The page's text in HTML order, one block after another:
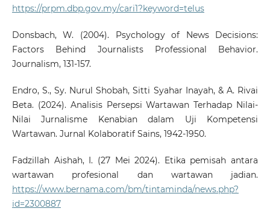
https://prpm.dbp.gov.my/cari1?keyword=telus
Donsbach, W. (2004). Psychology of News Decisions:
Factors Behind Journalists Professional Behavior.
Journalism, 131-157.
Endro, S., Sy. Nurul Shobah, Sitti Syahar Inayah, & A. Rivai
Beta. (2024). Analisis Persepsi Wartawan Terhadap Nilai-
Nilai Jurnalisme Kenabian dalam Uji Kompetensi
Wartawan. Jurnal Kolaboratif Sains, 1942-1950.
Fadzillah Aishah, I. (27 Mei 2024). Etika pemisah antara
wartawan profesional dan wartawan jadian.
https://www.bernama.com/bm/tintaminda/news.php?
id=2300887